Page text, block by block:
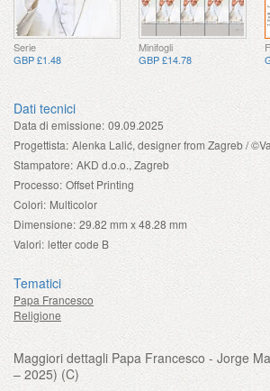
Serie
GBP £1.48
Minifogli
GBP £14.78
Dati tecnici
Data di emissione: 09.09.2025
Progettista: Alenka Lalić, designer from Zagreb /
Stampatore: AKD d.o.o., Zagreb
Processo: Offset Printing
Colori: Multicolor
Dimensione: 29.82 mm x 48.28 mm
Valori: letter code B
Tematici
Papa Francesco
Religione
Maggiori dettagli Papa Francesco - Jorge
– 2025) (C)